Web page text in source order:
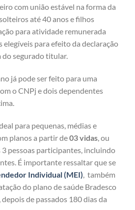
com união estável na forma da
até 40 anos e filhos
para atividade remunerada
elegíveis para efeito da declaração
do segurado titular.
já pode ser feito para uma
o CNPj e dois dependentes
para pequenas, médias e
planos a partir de03 vidas, ou
3 pessoas participantes, incluindo
É importante ressaltar que se
Individual (MEI), também
do plano de saúde Bradesco
de passados 180 dias da